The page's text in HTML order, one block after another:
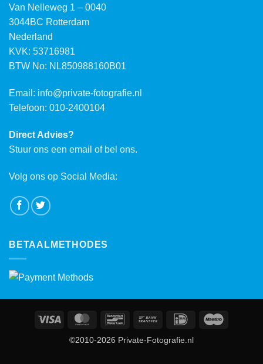
Van Nelleweg 1 – 0040
3044BC Rotterdam
Nederland
KVK: 53716981
BTW No: NL850988160B01
Email: info@private-fotografie.nl
Telefoon: 010-2400104
Direct Advies?
Stuur ons een email of bel ons.
Volg ons op Social Media:
BETAALMETHODES
Visa MasterCardBancontactBank
IDeal
©2010-2026 Private-Fotografie.nl